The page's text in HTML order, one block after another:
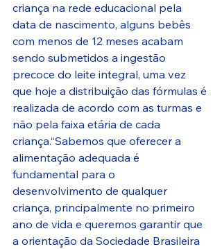
criança na rede educacional pela
data de nascimento, alguns bebês
com menos de 12 meses acabam
sendo submetidos a ingestão
precoce do leite integral, uma vez
que hoje a distribuição das fórmulas é
realizada de acordo com as turmas e
não pela faixa etária de cada
criança.“Sabemos que oferecer a
alimentação adequada é
fundamental para o
desenvolvimento de qualquer
criança, principalmente no primeiro
ano de vida e queremos garantir que
a orientação da Sociedade Brasileira